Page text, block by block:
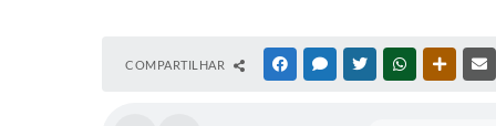
COMPARTILHAR FACEBOOKMESSENGER
TWITTERWHATSAPP